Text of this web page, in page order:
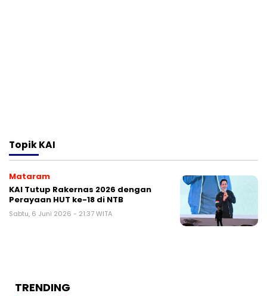
TopikKAI
Mataram
KAI Tutup Rakernas 2026 dengan
Perayaan HUT ke-18 di NTB
Sabtu, 6 Juni 2026 - 21:37 WITA
TRENDING